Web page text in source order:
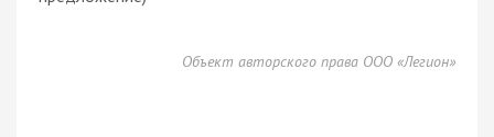
Объект авторского права ООО «Легион»